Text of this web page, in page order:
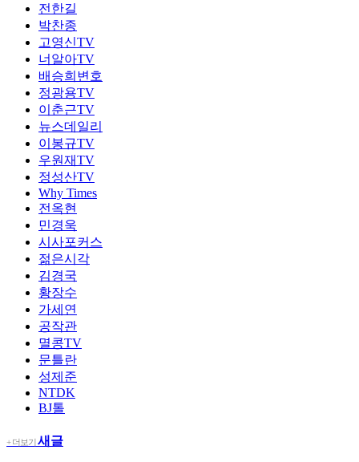
전한길
박찬종
고영신TV
너알아TV
배승희변호
정광용TV
이춘근TV
뉴스데일리
이봉규TV
우원재TV
정성산TV
Why Times
전옥현
민경욱
시사포커스
젊은시각
김경국
황장수
가세연
공작관
멸콩TV
문틀란
성제준
NTDK
BJ톨
+ 더보기새글